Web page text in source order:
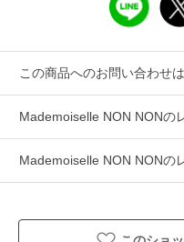
レディー
カテゴリ トップス
ギフト 可
この商品へのお問い合わせ
Mademoiselle NON NONの
Mademoiselle NON NONの